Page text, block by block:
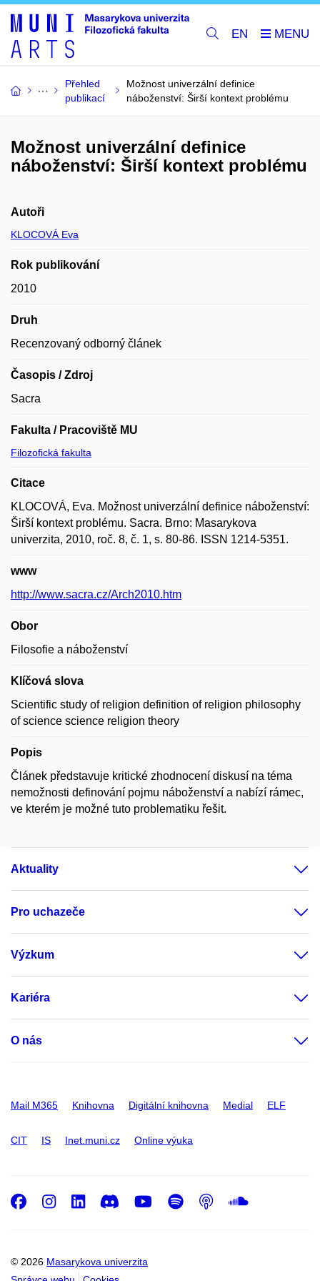
EN
Přehled
publikací
Možnost univerzální definice
náboženství: Širší kontext problému
Možnost univerzální definice
náboženství: Širší kontext problému
Autoři
KLOCOVÁ Eva
Rok publikování
2010
Druh
Recenzovaný odborný článek
Časopis / Zdroj
Sacra
Fakulta / Pracoviště MU
Filozofická fakulta
Citace
KLOCOVÁ, Eva. Možnost univerzální definice náboženství:
Širší kontext problému. Sacra. Brno: Masarykova
univerzita, 2010, roč. 8, č. 1, s. 80-86. ISSN 1214-5351.
www
http://www.sacra.cz/Arch2010.htm
Obor
Filosofie a náboženství
Klíčová slova
Scientific study of religion definition of religion philosophy
of science science religion theory
Popis
Článek představuje kritické zhodnocení diskusí na téma
nemožnosti definování pojmu náboženství a nabízí rámec,
ve kterém je možné tuto problematiku řešit.
Aktuality
Pro uchazeče
Výzkum
Kariéra
O nás
Mail M365 Knihovna Digitální knihovna Medial ELF
CIT IS Inet.muni.cz Online výuka
© 2026 Masarykova univerzita
Facebook
Instagram
LinkedIn
DiscordYoutube
Spotify
Podcast